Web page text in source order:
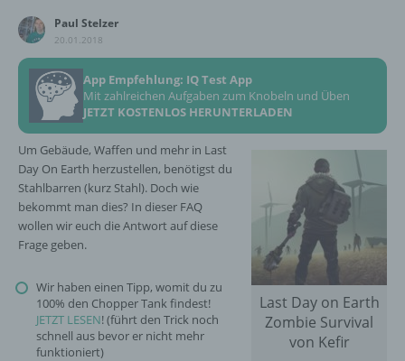
Paul Stelzer
20.01.2018
App Empfehlung: IQ Test App
Mit zahlreichen Aufgaben zum Knobeln und Üben
JETZT KOSTENLOS HERUNTERLADEN
Last Day on Earth
Zombie Survival
von Kefir
Um Gebäude, Waffen und mehr in Last
Day On Earth herzustellen, benötigst du
Stahlbarren (kurz Stahl). Doch wie
bekommt man dies? In dieser FAQ
wollen wir euch die Antwort auf diese
Frage geben.
Wir haben einen Tipp, womit du zu
100% den Chopper Tank findest!
JETZT LESEN! (führt den Trick noch
schnell aus bevor er nicht mehr
funktioniert)